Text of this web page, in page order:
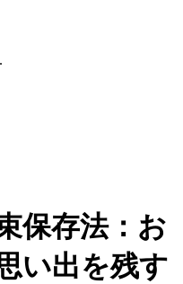
保存法：お
い出を残す